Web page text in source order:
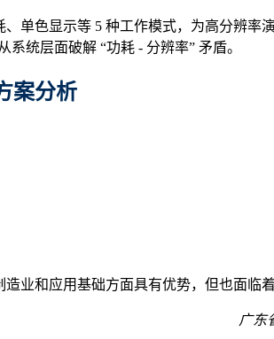
单色显示等 5 种工作模式，为高分辨率
系统层面破解 “功耗 - 分辨率” 矛盾。
案分析
业和应用基础方面具有优势，但也面临着
广东